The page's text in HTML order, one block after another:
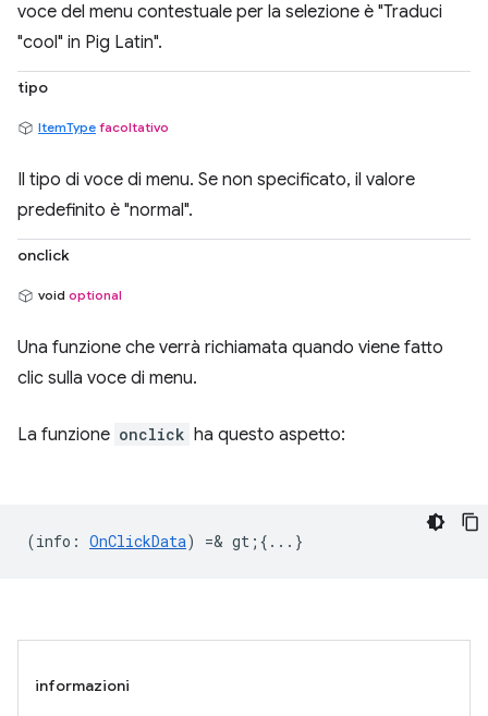
voce del menu contestuale per la selezione è "Traduci
"cool" in Pig Latin".
tipo
ItemType facoltativo
Il tipo di voce di menu. Se non specificato, il valore
predefinito è "normal".
onclick
void optional
Una funzione che verrà richiamata quando viene fatto
clic sulla voce di menu.
La funzione onclick ha questo aspetto:
(info : OnClickData) =& gt;{...}
informazioni